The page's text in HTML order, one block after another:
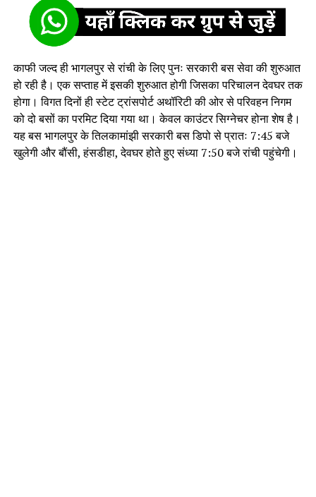
काफी जल्द ही भागलपुर से रांची के लिए पुनः सरकारी बस सेवा की शुरुआत
हो रही है। एक सप्ताह में इसकी शुरुआत होगी जिसका परिचालन देवघर तक
होगा। विगत दिनों ही स्टेट ट्रांसपोर्ट अथॉरिटी की ओर से परिवहन निगम
को दो बसों का परमिट दिया गया था। केवल काउंटर सिग्नेचर होना शेष है।
यह बस भागलपुर के तिलकामांझी सरकारी बस डिपो से प्रातः 7:45 बजे
खुलेगी और बौंसी, हंसडीहा, देवघर होते हुए संध्या 7:50 बजे रांची पहुंचेगी।